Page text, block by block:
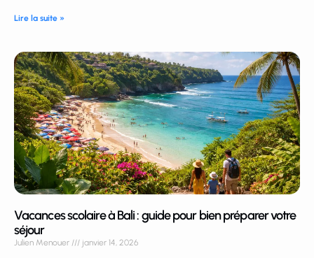
Lire la suite »
Vacances scolaire à Bali : guide pour bien préparer votre
séjour
Julien Menouer janvier 14, 2026